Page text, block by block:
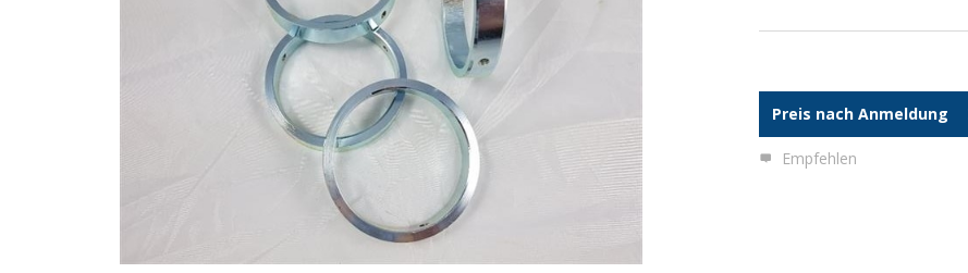
Preis nach Anmeldung
Empfehlen